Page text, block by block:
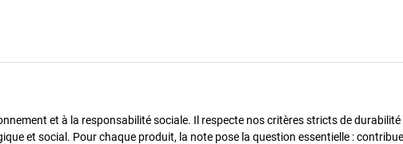
et à la responsabilité sociale. Il respecte nos critères stricts de durabilité
et social. Pour chaque produit, la note pose la question essentielle :